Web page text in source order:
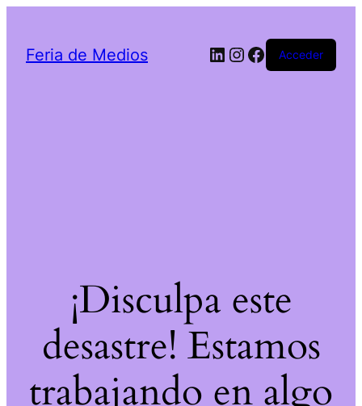
Feria de Medios LinkedIn
Instagram
Facebook
Acceder
¡Disculpa este
desastre! Estamos
trabajando en algo